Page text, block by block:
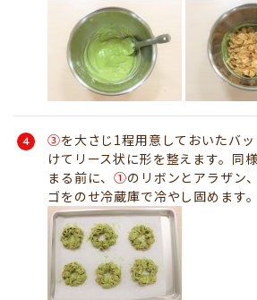
③を大さじ1程用意しておいたバ
けてリース状に形を整えます。同
まる前に、①のリボンとアラザン
ゴをのせ冷蔵庫で冷やし固めます。